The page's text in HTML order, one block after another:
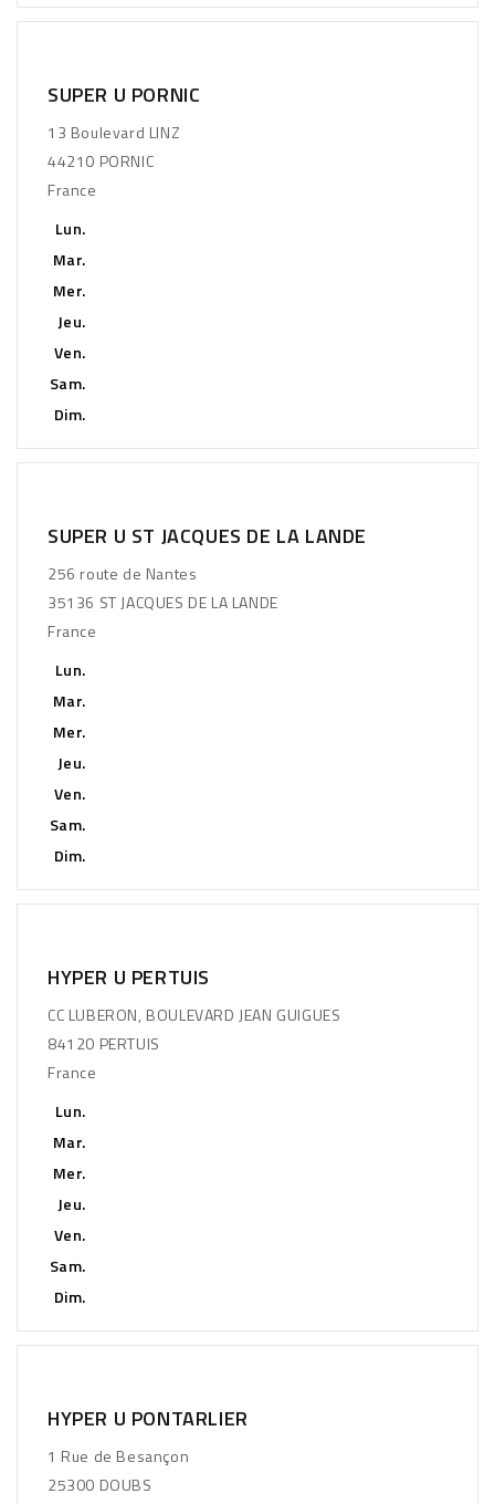
SUPER U PORNIC
13 Boulevard LINZ
44210 PORNIC
France
Lun.
Mar.
Mer.
Jeu.
Ven.
Sam.
Dim.
SUPER U ST JACQUES DE LA LANDE
256 route de Nantes
35136 ST JACQUES DE LA LANDE
France
Lun.
Mar.
Mer.
Jeu.
Ven.
Sam.
Dim.
HYPER U PERTUIS
CC LUBERON, BOULEVARD JEAN GUIGUES
84120 PERTUIS
France
Lun.
Mar.
Mer.
Jeu.
Ven.
Sam.
Dim.
HYPER U PONTARLIER
1 Rue de Besançon
25300 DOUBS